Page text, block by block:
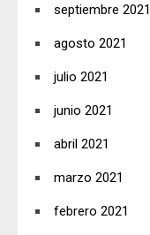
septiembre 2021
agosto 2021
julio 2021
junio 2021
abril 2021
marzo 2021
febrero 2021